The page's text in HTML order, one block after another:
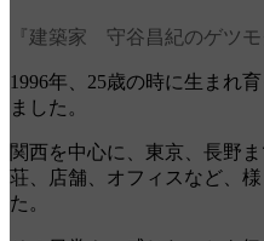
『建築家 守谷昌紀のゲツモ
1996年、25歳の時に生まれ
ました。
関西を中心に、東京、長野
荘、店舗、オフィスなど、
た。